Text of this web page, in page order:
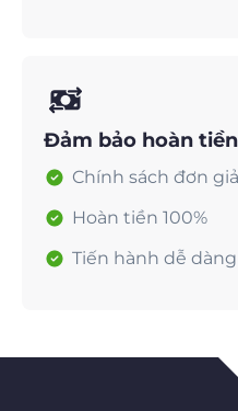
Đảm bảo hoàn tiền
Chính sách đơn
Hoàn tiền 100%
Tiến hành dễ